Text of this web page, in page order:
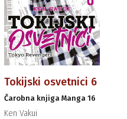
Tokijski osvetnici 6
Čarobna knjiga Manga 16
Ken Vakui